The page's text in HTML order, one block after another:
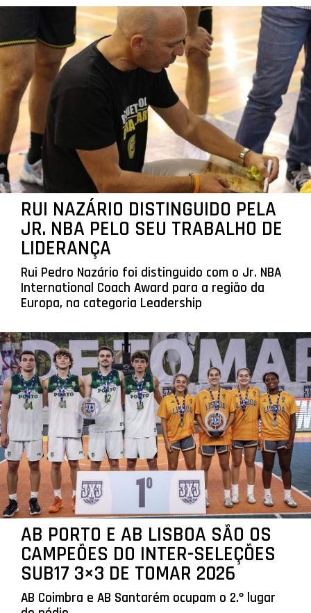
RUI NAZÁRIO DISTINGUIDO PELA
JR. NBA PELO SEU TRABALHO DE
LIDERANÇA
Rui Pedro Nazário foi distinguido com o Jr. NBA
International Coach Award para a região da
Europa, na categoria Leadership
AB PORTO E AB LISBOA SÃO OS
CAMPEÕES DO INTER-SELEÇÕES
SUB17 3×3 DE TOMAR 2026
AB Coimbra e AB Santarém ocupam o 2.º lugar